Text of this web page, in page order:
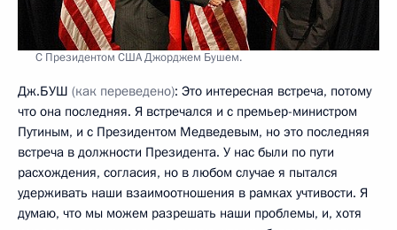
С Президентом США Джорджем Бушем.
Дж.БУШ (как переведено): Это интересная встреча, потому
что она последняя. Я встречался и с премьер-министром
Путиным, и с Президентом Медведевым, но это последняя
встреча в должности Президента. У нас были по пути
расхождения, согласия, но в любом случае я пытался
удерживать наши взаимоотношения в рамках учтивости. Я
думаю, что мы можем разрешать наши проблемы, и, хотя